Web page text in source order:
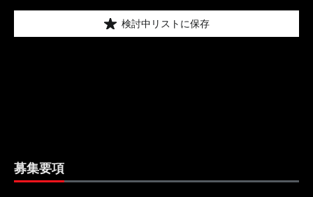
検討中リストに保存
募集要項